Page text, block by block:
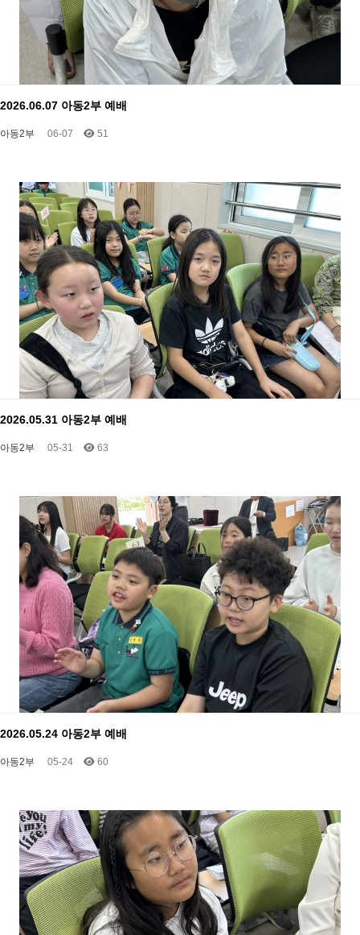
2026.06.07 아동2부 예배
아동2부 06-07 51
2026.05.31 아동2부 예배
아동2부 05-31 63
2026.05.24 아동2부 예배
아동2부 05-24 60